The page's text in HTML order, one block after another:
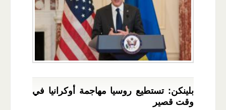
بلينكن: تستطيع روسيا مهاجمة أوكرانيا في
وقت قصير